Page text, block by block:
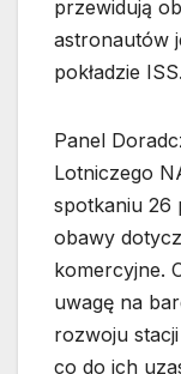
przewidują
astronautów
pokładzie ISS.
Panel
Lotniczego
spotkaniu 26
obawy
komercyjne.
uwagę na
rozwoju
co do ich